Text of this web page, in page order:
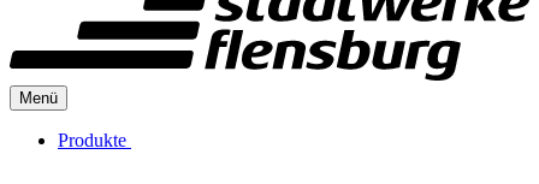
Menü
Produkte